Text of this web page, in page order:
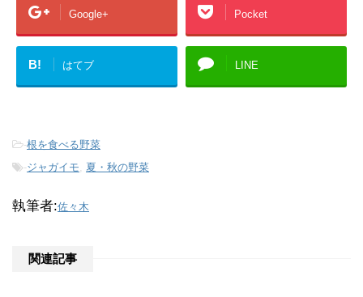
Google+ Pocket
B! はてブ LINE
-根を食べる野菜
-ジャガイモ 夏・秋の野菜
執筆者:佐々木
関連記事